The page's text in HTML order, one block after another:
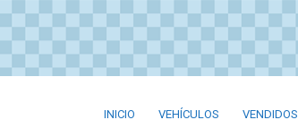
INICIO VEHÍCULOS VENDIDOS